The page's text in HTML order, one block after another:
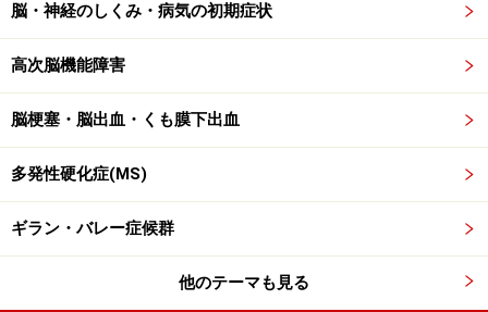
は、神経内科、脳神経外科、整形外科のいずれかを受診
しましょう。診察でこの病気が疑われた場合は、速やか
に画像検査を行います。
脳・神経のしくみ・病気の初期症状
高次脳機能障害
脳梗塞・脳出血・くも膜下出血
多発性硬化症(MS)
ギラン・バレー症候群
他のテーマも見る